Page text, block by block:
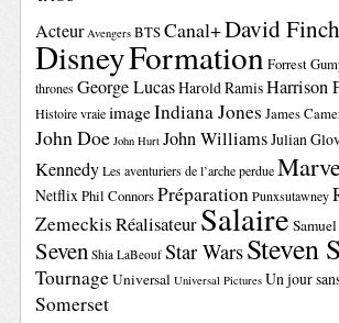
Acteur Avengers BTSCanal+David
DisneyFormationForrest
thrones George LucasHarold RamisHarrison
Histoire vraie imageIndiana Jones James
John Doe John Hurt John WilliamsJulian
Kennedy Les aventuriers de l’arche perdue
NetflixPhil ConnorsPréparation Punxsutawney
ZemeckisRéalisateurSalaire
Seven Shia LaBeouf Star WarsSteven
TournageUniversal Universal Pictures Un jour
Somerset